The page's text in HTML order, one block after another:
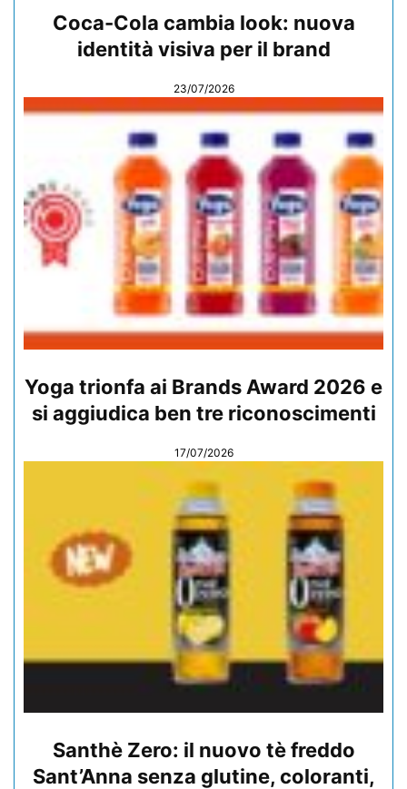
Coca-Cola cambia look: nuova
identità visiva per il brand
23/07/2026
Yoga trionfa ai Brands Award 2026 e
si aggiudica ben tre riconoscimenti
17/07/2026
Santhè Zero: il nuovo tè freddo
Sant’Anna senza glutine, coloranti,